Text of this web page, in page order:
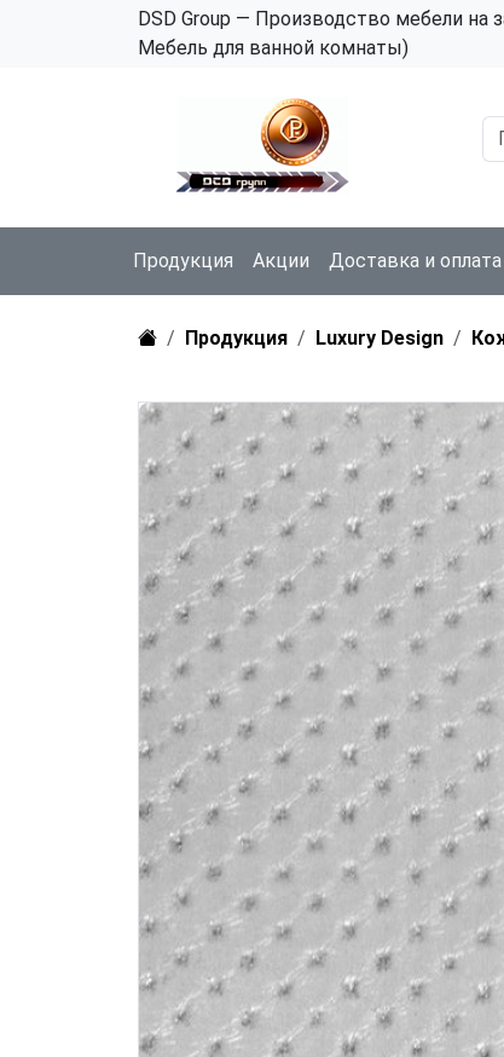
DSD Group — Производство мебели
Мебель для ванной комнаты)
Продукция Акции Доставка и оплата
Продукция Luxury Design